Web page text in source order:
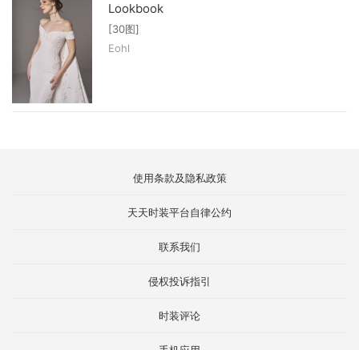
Lookbook
[30图]
Eohl
使用条款及隐私政策
天天时装平台自律公约
联系我们
侵权投诉指引
时装评论